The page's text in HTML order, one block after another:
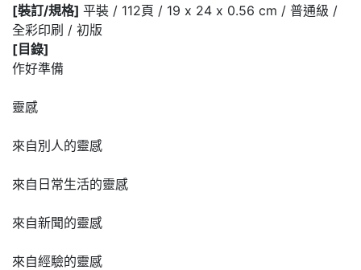
[裝訂/規格] 平裝 / 112頁 / 19 x 24 x 0.56 cm / 普通級 /
全彩印刷 / 初版
[目錄]
作好準備
靈感
來自別人的靈感
來自日常生活的靈感
來自新聞的靈感
來自經驗的靈感